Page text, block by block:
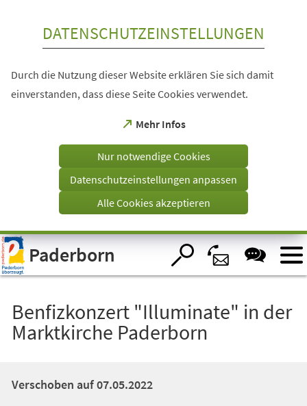
Visuelle
Assistenzsoftware
öffnen.
DATENSCHUTZEINSTELLUNGEN
Durch die Nutzung dieser Website erklären Sie sich damit
einverstanden, dass diese Seite Cookies verwendet.
Mehr Infos
(Öffnet
einem
Tab)
Nur notwendige Cookies
Datenschutzeinstellungen anpassen
Alle Cookies akzeptieren
Paderborn
Benfizkonzert "Illuminate" in der
Marktkirche Paderborn
Verschoben auf 07.05.2022